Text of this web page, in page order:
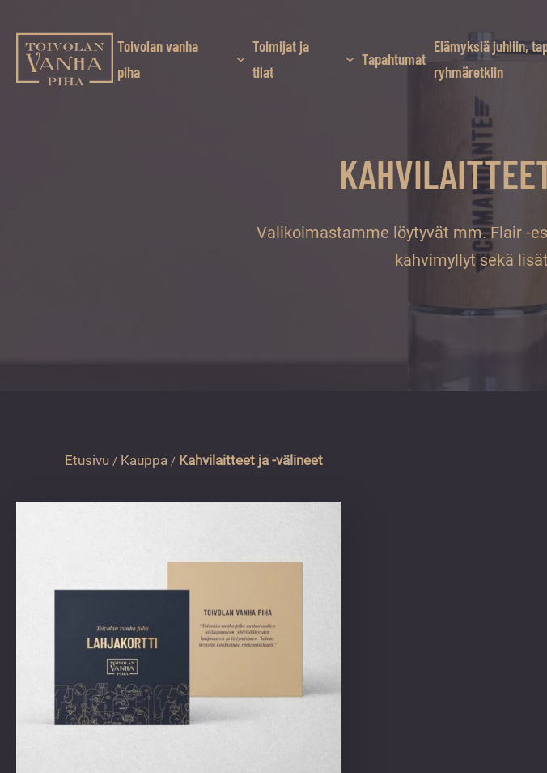
sisältöön
Toivolan vanha piha
Toivolan vanha
piha
Toimijat ja
tilat
Tapahtumat
Elämyksiä juhliin,
ryhmäretkiin
Valikoimastamme löytyvät mm. Flair -
kahvimyllyt sekä
Etusivu / Kauppa / Kahvilaitteet ja -välineet